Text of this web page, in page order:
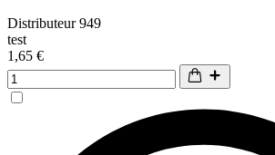
Distributeur 949
test
1,65 €